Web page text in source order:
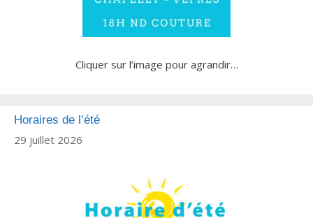
Cliquer sur l’image pour agrandir…
Horaires de l’été
29 juillet 2026